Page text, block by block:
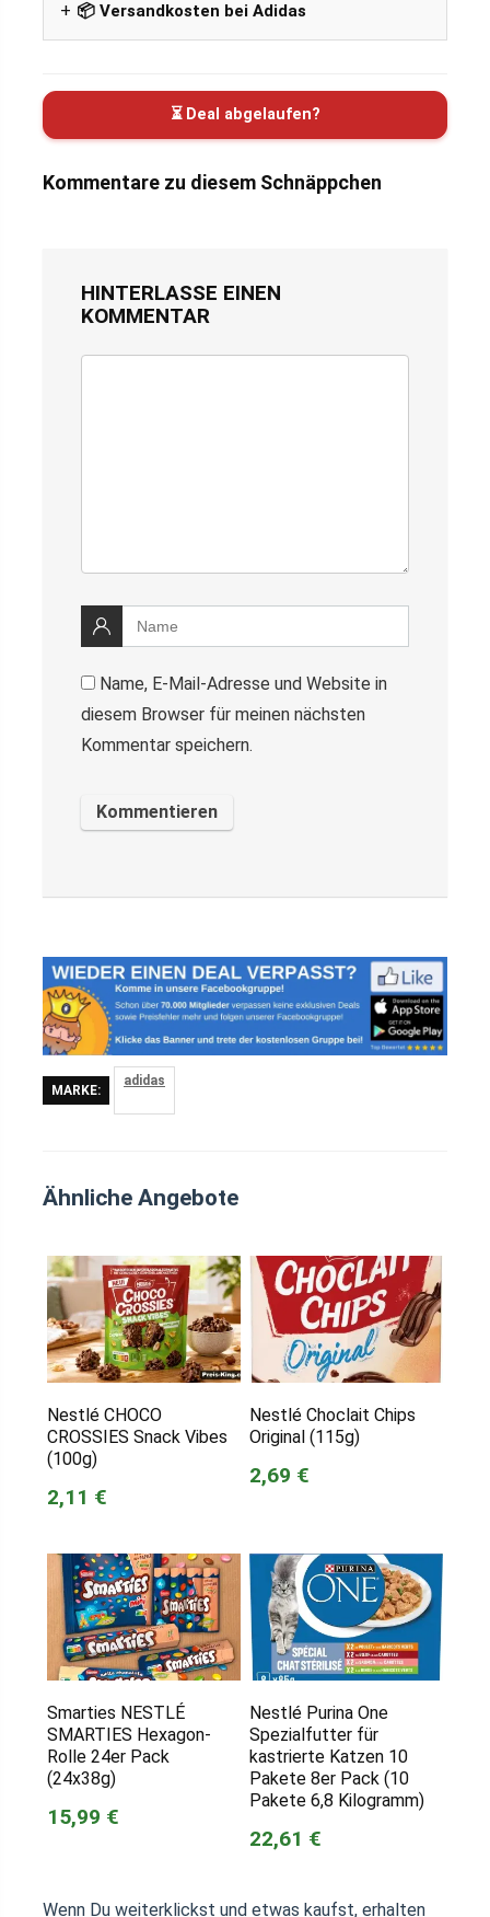
📦 Versandkosten bei Adidas
⏳ Deal abgelaufen?
Kommentare zu diesem Schnäppchen
HINTERLASSE EINEN
KOMMENTAR
Name, E-Mail-Adresse und Website in
diesem Browser für meinen nächsten
Kommentar speichern.
MARKE:
adidas
Ähnliche Angebote
Nestlé CHOCO
CROSSIES Snack Vibes
(100g)
2,11 €
Nestlé Choclait Chips
Original (115g)
2,69 €
Smarties NESTLÉ
SMARTIES Hexagon-
Rolle 24er Pack
(24x38g)
15,99 €
Nestlé Purina One
Spezialfutter für
kastrierte Katzen 10
Pakete 8er Pack (10
Pakete 6,8 Kilogramm)
22,61 €
Wenn Du weiterklickst und etwas kaufst, erhalten